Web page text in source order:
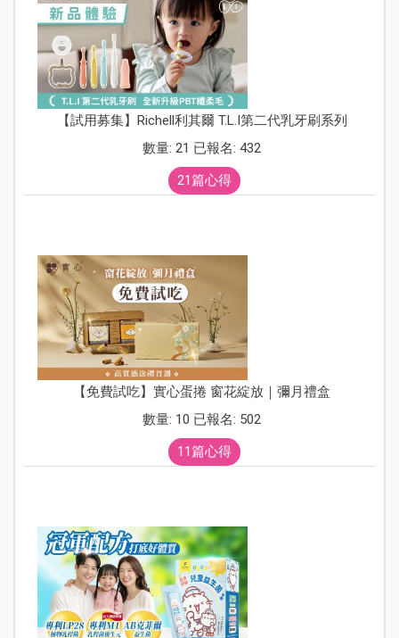
【試用募集】Richell利其爾 T.L.I第二代乳牙刷系列
數量: 21 已報名: 432
21篇心得
【免費試吃】實心蛋捲 窗花綻放｜彌月禮盒
數量: 10 已報名: 502
11篇心得